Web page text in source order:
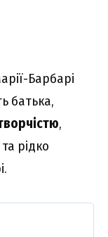
Барбарі
батька,
,
рідко